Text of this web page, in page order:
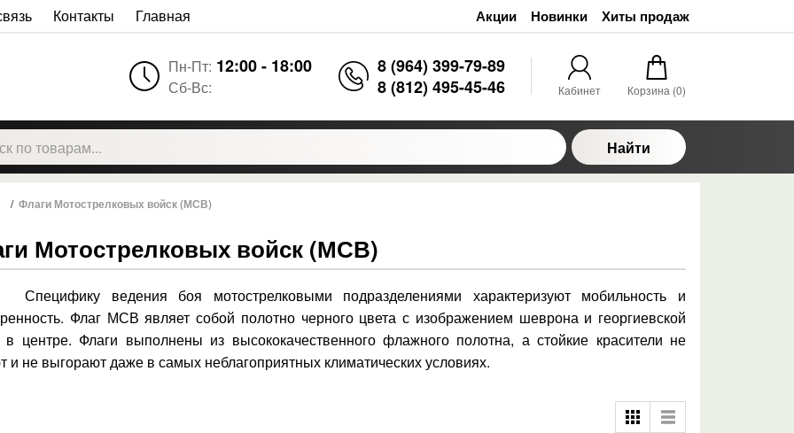
Контакты Главная Акции Новинки Хиты продаж
Пн-Пт: 12:00 - 18:00
Сб-Вс:
8 (964) 399-79-89
8 (812) 495-45-46
Кабинет Корзина (0)
Найти
/ Флаги Мотострелковых войск (МСВ)
Мотострелковых войск (МСВ)
ведения боя мотострелковыми подразделениями характеризуют мобильность и
Флаг МСВ являет собой полотно черного цвета с изображением шеврона и георгиевской
центре. Флаги выполнены из высококачественного флажного полотна, а стойкие красители не
и не выгорают даже в самых неблагоприятных климатических условиях.